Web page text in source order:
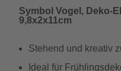
Symbol Vogel, Deko-
9,8x2x11cm
Stehend und kreativ
Ideal für